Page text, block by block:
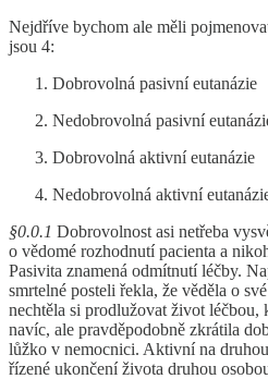
Nejdříve bychom ale měli
jsou 4:
Dobrovolná pasivní eutanázie
Nedobrovolná pasivní
Dobrovolná aktivní eutanázie
Nedobrovolná aktivní
§0.0.1 Dobrovolnost asi netřeba
o vědomé rozhodnutí pacienta a
Pasivita znamená odmítnutí léčby.
smrtelné posteli řekla, že věděla o
nechtěla si prodlužovat život
navíc, ale pravděpodobně zkrátila
lůžko v nemocnici. Aktivní na
řízené ukončení života druhou